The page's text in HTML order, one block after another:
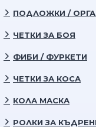
ПОДЛОЖКИ /
ЧЕТКИ ЗА БОЯ
ФИБИ / ФУРКЕТИ
ЧЕТКИ ЗА КОСА
КОЛА МАСКА
РОЛКИ ЗА